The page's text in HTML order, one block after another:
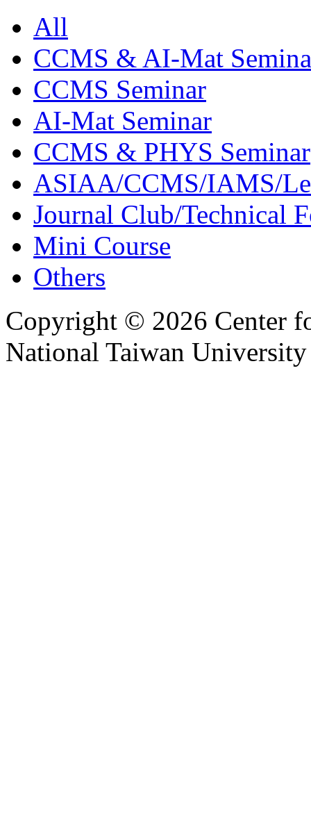
All
CCMS & AI-Mat
CCMS Seminar
AI-Mat Seminar
CCMS & PHYS Seminar
ASIAA/CCMS/IAMS/
Journal Club/Technical
Mini Course
Others
Copyright © 2026 Center
National Taiwan University